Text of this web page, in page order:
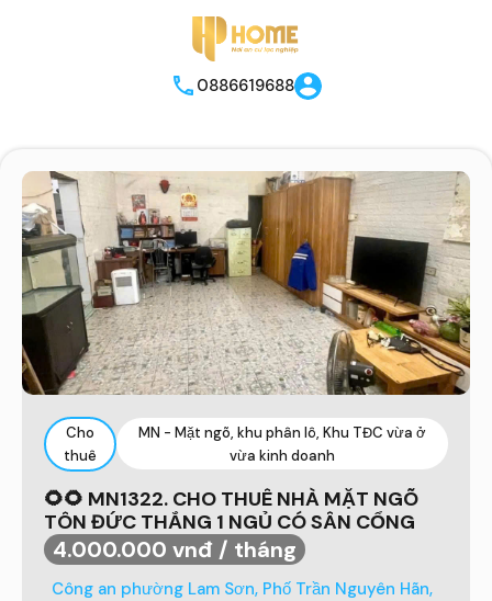
0886619688
Cho
thuê
MN - Mặt ngõ, khu phân lô, Khu TĐC vừa ở
vừa kinh doanh
🌻🌻 MN1322. CHO THUÊ NHÀ MẶT NGÕ
TÔN ĐỨC THẮNG 1 NGỦ CÓ SÂN CỔNG
4.000.000 vnđ / tháng
Công an phường Lam Sơn, Phố Trần Nguyên Hãn,